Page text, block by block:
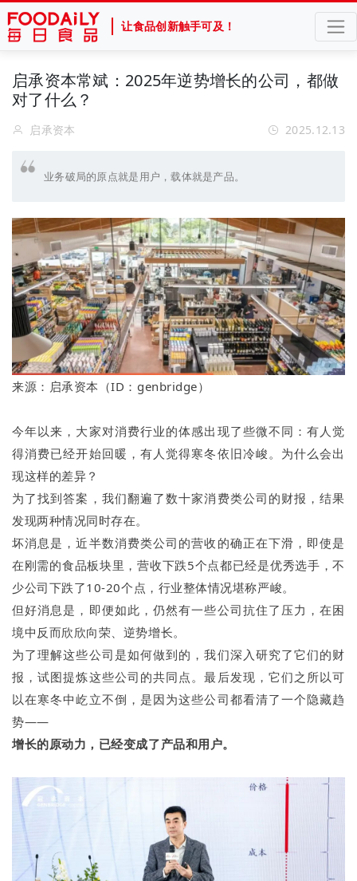
让食品创新触手可及！
启承资本常斌：2025年逆势增长的公司，都做
对了什么？
启承资本 2025.12.13
业务破局的原点就是用户，载体就是产品。
来源：启承资本（ID：genbridge）
今年以来，大家对消费行业的体感出现了些微不同：有人觉
得消费已经开始回暖，有人觉得寒冬依旧冷峻。为什么会出
现这样的差异？
为了找到答案，我们翻遍了数十家消费类公司的财报，结果
发现两种情况同时存在。
坏消息是，近半数消费类公司的营收的确正在下滑，即使是
在刚需的食品板块里，营收下跌5个点都已经是优秀选手，不
少公司下跌了10-20个点，行业整体情况堪称严峻。
但好消息是，即便如此，仍然有一些公司抗住了压力，在困
境中反而欣欣向荣、逆势增长。
为了理解这些公司是如何做到的，我们深入研究了它们的财
报，试图提炼这些公司的共同点。最后发现，它们之所以可
以在寒冬中屹立不倒，是因为这些公司都看清了一个隐藏趋
势——
增长的原动力，已经变成了产品和用户。